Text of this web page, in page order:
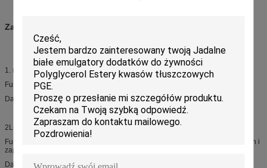
Zastosowanie:
1. napoje białkowe
Funkcja:stabilizuje tłuszcz i białko, zapobiega eliminacji i osadzaniu
Dawkowanie:00,05%-0,1% całkowitych produktów
2Lody.
Funkcja:unika tworzenia dużych kryształów lodu, poprawia wrażenie w ustach i
zapewnia kremową konsystencję, poprawia stabilizację
Dawkowanie:00,1%-0,2% całkowitych produktów